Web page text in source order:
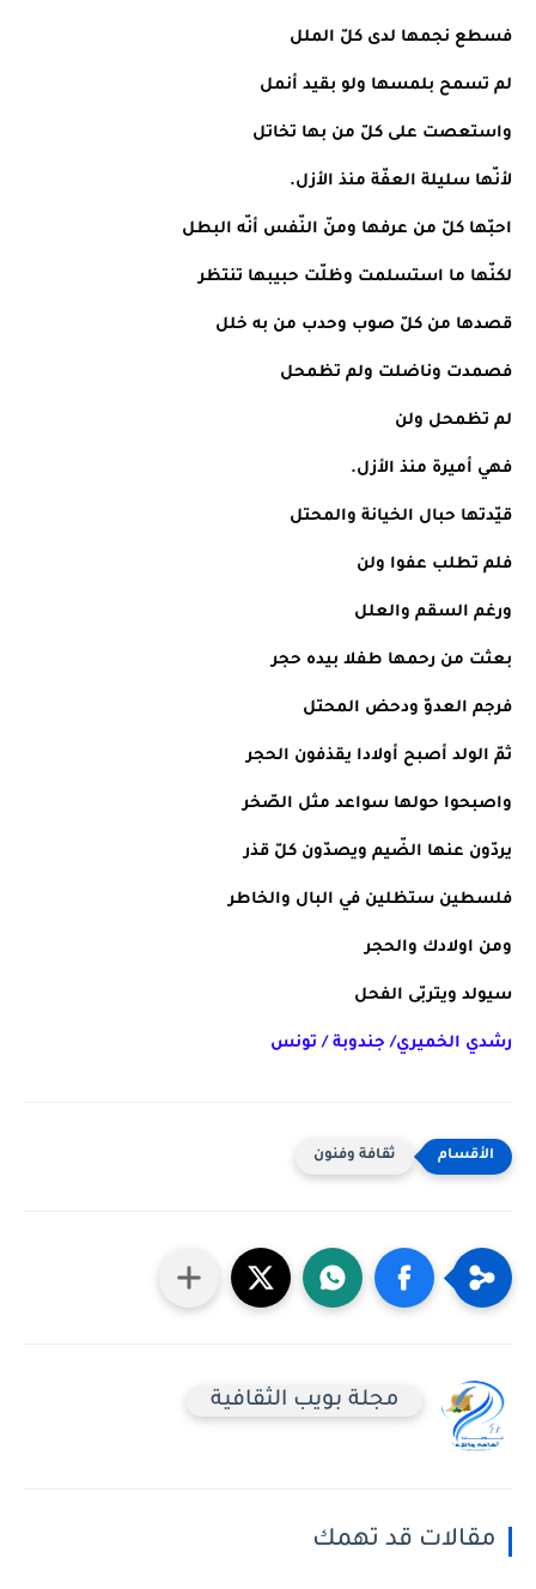
فسطع نجمها لدى كلّ الملل
لم تسمح بلمسها ولو بقيد أنمل
واستعصت على كلّ من بها تخاتل
لأنّها سليلة العفّة منذ الأزل.
احبّها كلّ من عرفها ومنّ النّفس أنّه البطل
لكنّها ما استسلمت وظلّت حبيبها تنتظر
قصدها من كلّ صوب وحدب من به خلل
فصمدت وناضلت ولم تظمحل
لم تظمحل ولن
فهي أميرة منذ الأزل.
قيّدتها حبال الخيانة والمحتل
فلم تطلب عفوا ولن
ورغم السقم والعلل
بعثت من رحمها طفلا بيده حجر
فرجم العدوّ ودحض المحتل
ثمّ الولد أصبح أولادا يقذفون الحجر
واصبحوا حولها سواعد مثل الصّخر
يردّون عنها الضّيم ويصدّون كلّ قذر
فلسطين ستظلين في البال والخاطر
ومن اولادك والحجر
سيولد ويتربّى الفحل
رشدي الخميري/ جندوبة / تونس
ثقافة وفنون
مجلة بويب الثقافية
مقالات قد تهمك